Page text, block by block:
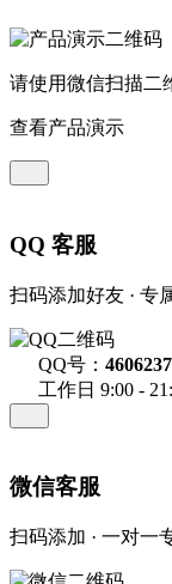
请使用微信扫描二
查看产品演示
QQ 客服
扫码添加好友 · 专
QQ号：
工作日 9:00 -
微信客服
扫码添加 · 一对一